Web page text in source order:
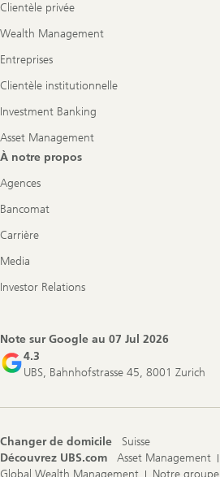
Clientèle privée
Wealth Management
Entreprises
Clientèle institutionnelle
Investment Banking
Asset Management
À notre propos
Agences
Bancomat
Carrière
Media
Investor Relations
Note sur Google au 07 Jul 2026
4.3
UBS, Bahnhofstrasse 45, 8001 Zurich
Changer de domicile
Suisse
Découvrez UBS.com
Asset Management